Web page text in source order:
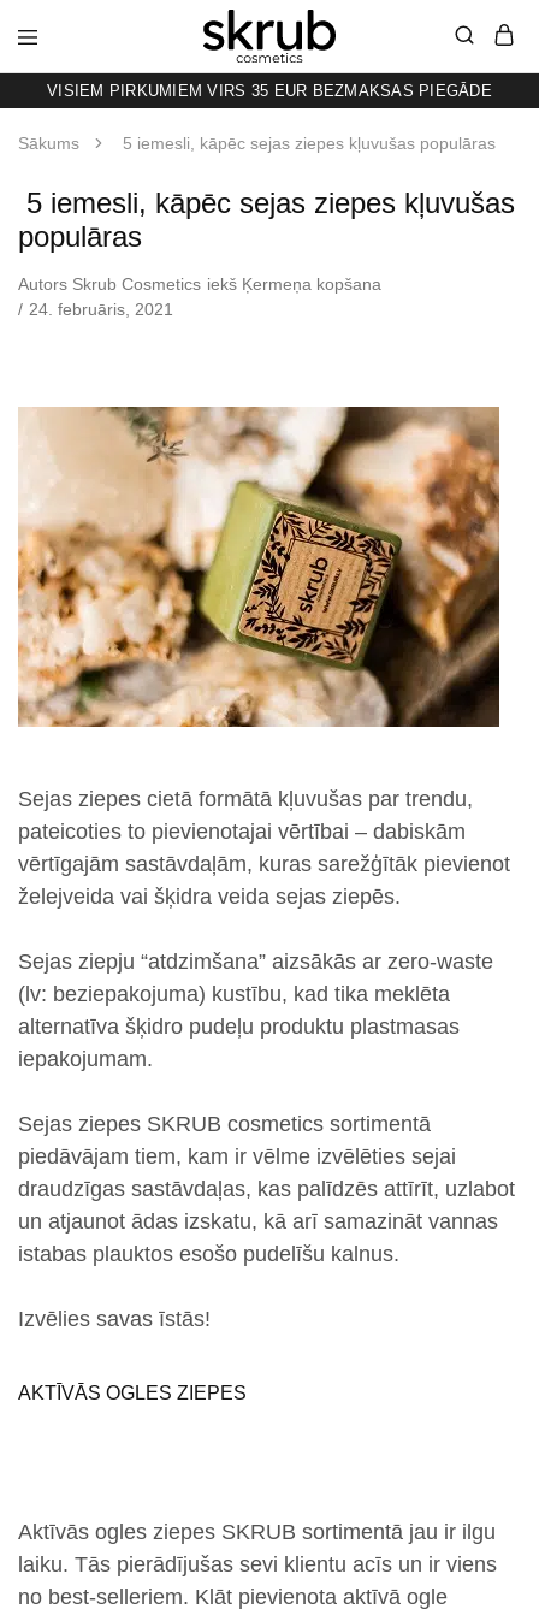
SKRUB
KAFIJAS
SKRUBIS
RAŽOTS
LATVIJĀ
VISIEM PIRKUMIEM VIRS 35 EUR BEZMAKSAS PIEGĀDE
Sākums ‌ ‌‌5 iemesli, kāpēc sejas ziepes kļuvušas populāras
‌ ‌‌5 iemesli, kāpēc sejas ziepes kļuvušas
populāras
Autors Skrub Cosmetics iekš Ķermeņa kopšana
24. februāris, 2021
Sejas ziepes cietā formātā kļuvušas par trendu,
pateicoties to pievienotajai vērtībai – dabiskām
vērtīgajām sastāvdaļām, kuras sarežģītāk pievienot
želejveida vai šķidra veida sejas ziepēs.
Sejas ziepju “atdzimšana” aizsākās ar zero-waste
(lv: beziepakojuma) kustību, kad tika meklēta
alternatīva šķidro pudeļu produktu plastmasas
iepakojumam.
Sejas ziepes SKRUB cosmetics sortimentā
piedāvājam tiem, kam ir vēlme izvēlēties sejai
draudzīgas sastāvdaļas, kas palīdzēs attīrīt, uzlabot
un atjaunot ādas izskatu, kā arī samazināt vannas
istabas plauktos esošo pudelīšu kalnus.
Izvēlies savas īstās!
AKTĪVĀS OGLES ZIEPES
Aktīvās ogles ziepes SKRUB sortimentā jau ir ilgu
laiku. Tās pierādījušas sevi klientu acīs un ir viens
no best-selleriem. Klāt pievienota aktīvā ogle